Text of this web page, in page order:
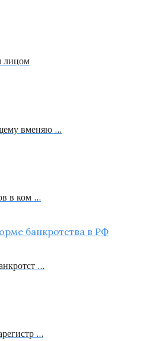
лицом
вменяю …
в ком …
…
…